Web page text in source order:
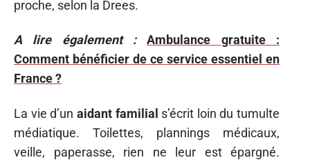
proche, selon la Drees.
A lire également :
Ambulance gratuite :
Comment bénéficier de ce service essentiel en
France ?
La vie d’un aidant familial s’écrit loin du tumulte
médiatique. Toilettes, plannings médicaux,
veille, paperasse, rien ne leur est épargné.